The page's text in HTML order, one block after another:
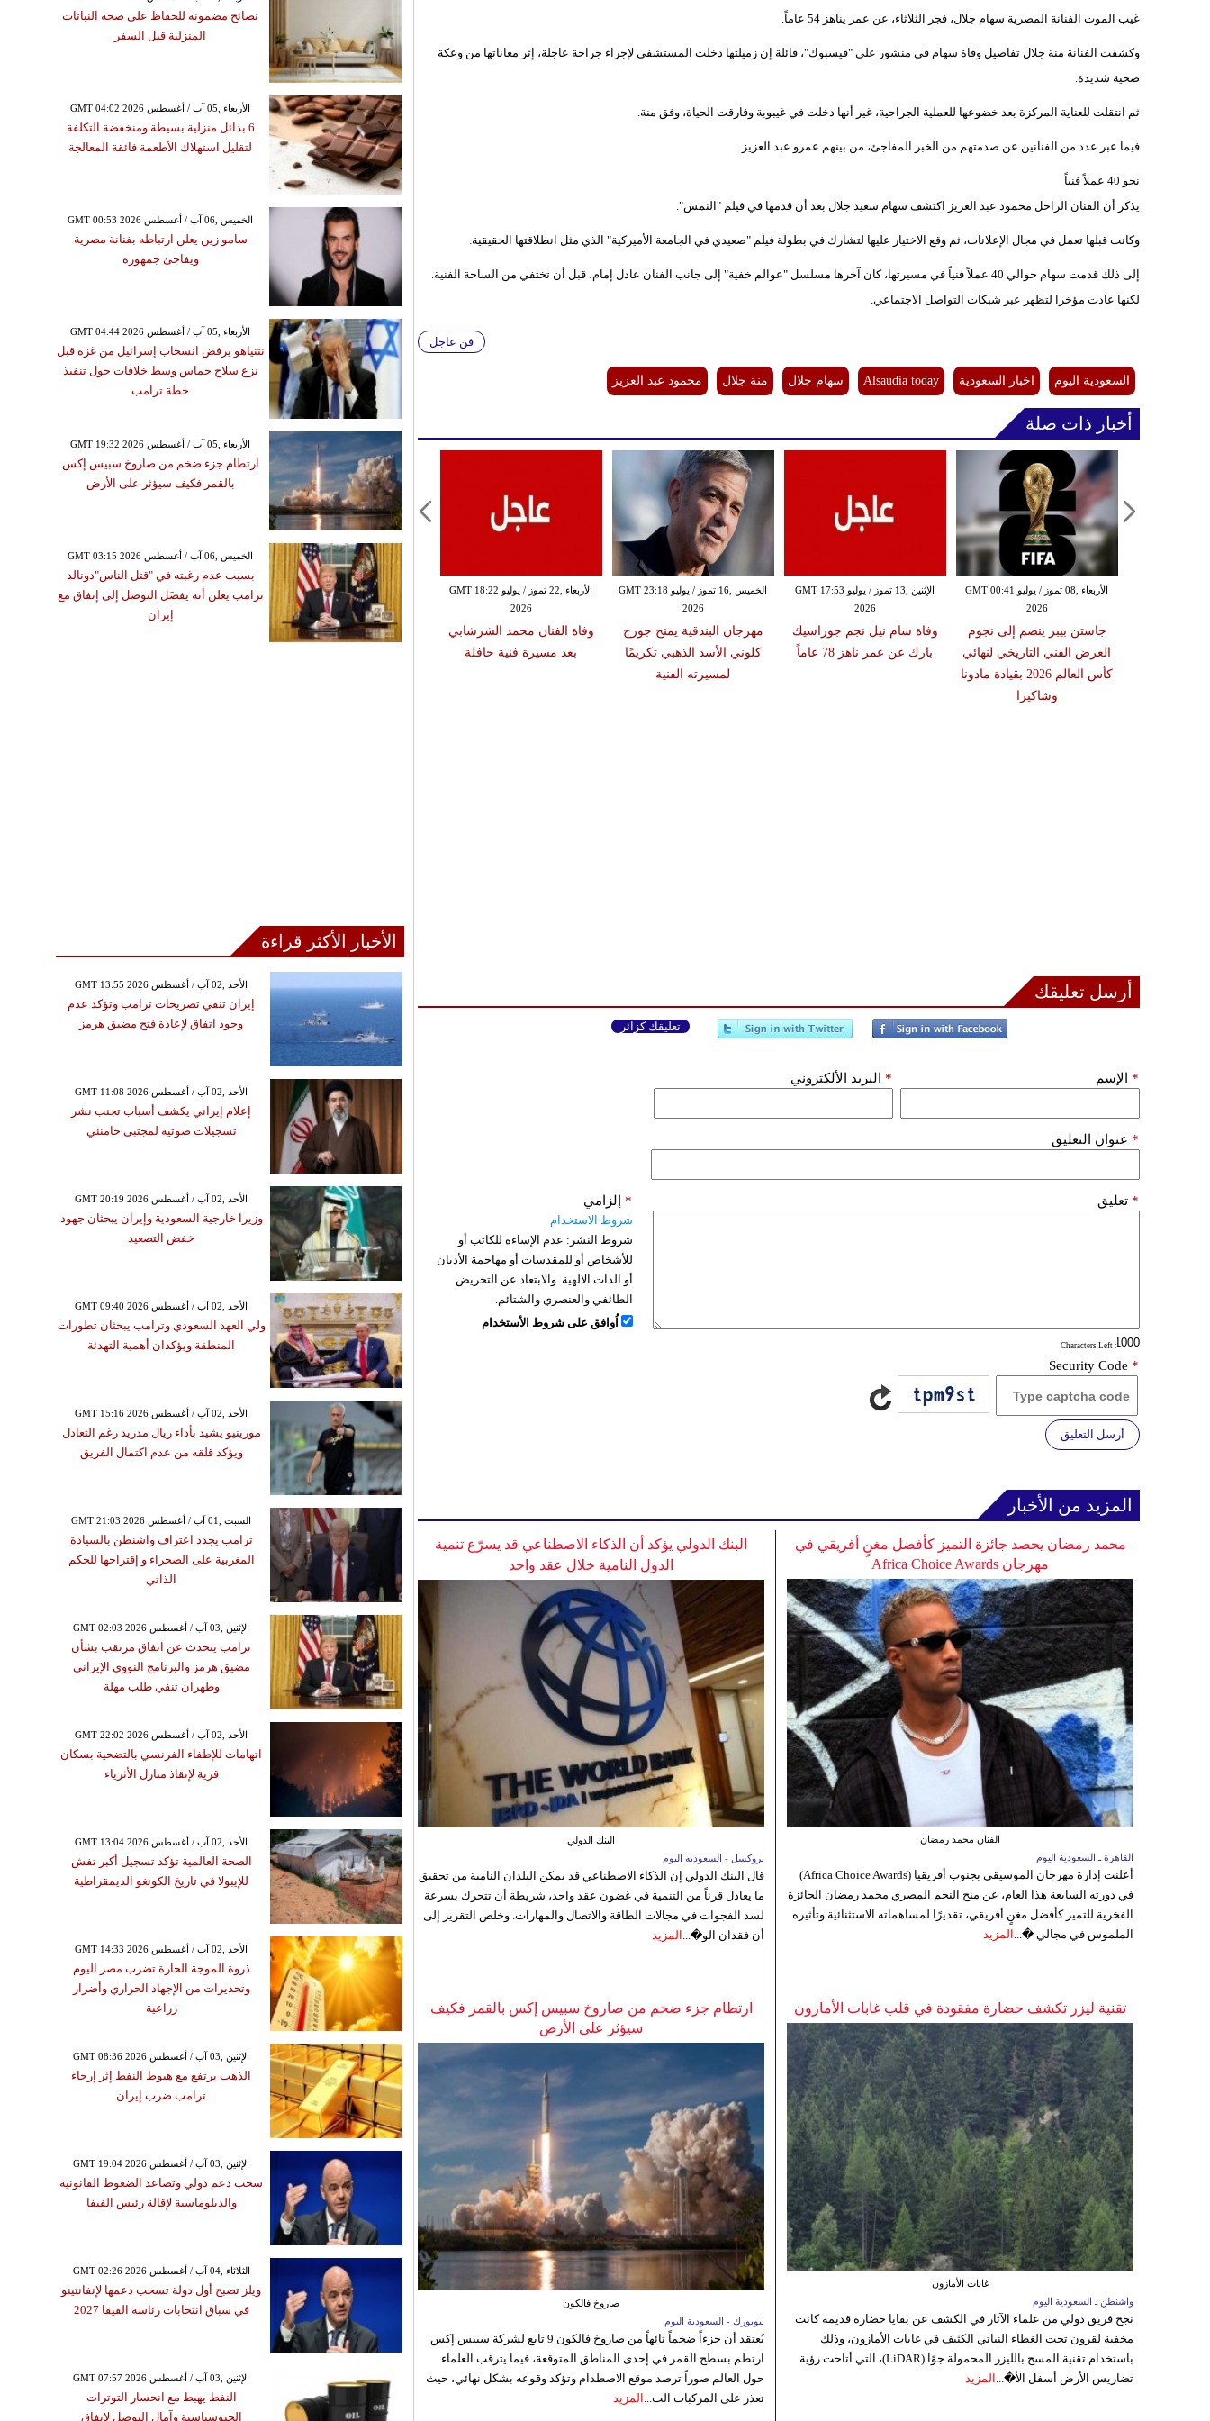
غيب الموت الفنانة المصرية سهام جلال، فجر الثلاثاء، عن عمر يناهز 54 عاماً.
وكشفت الفنانة منة جلال تفاصيل وفاة سهام في منشور على "فيسبوك"، قائلة إن زميلتها دخلت المستشفى لإجراء جراحة عاجلة، إثر معاناتها من وعكة
صحية شديدة.
ثم انتقلت للعناية المركزة بعد خضوعها للعملية الجراحية، غير أنها دخلت في غيبوبة وفارقت الحياة، وفق منة.
فيما عبر عدد من الفنانين عن صدمتهم من الخبر المفاجئ، من بينهم عمرو عبد العزيز.
نحو 40 عملاً فنياً
يذكر أن الفنان الراحل محمود عبد العزيز اكتشف سهام سعيد جلال بعد أن قدمها في فيلم "النمس".
وكانت قبلها تعمل في مجال الإعلانات، ثم وقع الاختيار عليها لتشارك في بطولة فيلم "صعيدي في الجامعة الأميركية" الذي مثل انطلاقتها الحقيقية.
إلى ذلك قدمت سهام حوالي 40 عملاً فنياً في مسيرتها، كان آخرها مسلسل "عوالم خفية" إلى جانب الفنان عادل إمام، قبل أن تختفي من الساحة الفنية.
لكنها عادت مؤخرا لتظهر عبر شبكات التواصل الاجتماعي.
فن عاجل
السعودية اليوم اخبار السعودية Alsaudia today سهام جلال منة جلال محمود عبد العزيز
أخبار ذات صلة
الأربعاء ,22 تموز / يوليو GMT 18:22
2026
وفاة الفنان محمد الشرشابي
بعد مسيرة فنية حافلة
الخميس ,16 تموز / يوليو GMT 23:18
2026
مهرجان البندقية يمنح جورج
كلوني الأسد الذهبي تكريمًا
لمسيرته الفنية
الإثنين ,13 تموز / يوليو GMT 17:53
2026
وفاة سام نيل نجم جوراسيك
بارك عن عمر ناهز 78 عاماً
الأربعاء ,08 تموز / يوليو GMT 00:41
2026
جاستن بيبر ينضم إلى نجوم
العرض الفني التاريخي لنهائي
كأس العالم 2026 بقيادة مادونا
وشاكيرا
أرسل تعليقك
تعليقك كزائر
الإسم * البريد الألكتروني *
عنوان التعليق *
تعليق *
: Characters Left
إلزامي *
شروط الاستخدام
شروط النشر: عدم الإساءة للكاتب أو
للأشخاص أو للمقدسات أو مهاجمة الأديان
أو الذات الالهية. والابتعاد عن التحريض
الطائفي والعنصري والشتائم.
اُوافق على شروط الأستخدام
Security Code *
أرسل التعليق
المزيد من الأخبار
البنك الدولي يؤكد أن الذكاء الاصطناعي قد يسرّع تنمية
الدول النامية خلال عقد واحد
البنك الدولي
بروكسل - السعوديه اليوم
قال البنك الدولي إن الذكاء الاصطناعي قد يمكن البلدان النامية من تحقيق
ما يعادل قرناً من التنمية في غضون عقد واحد، شريطة أن تتحرك بسرعة
لسد الفجوات في مجالات الطاقة والاتصال والمهارات. وخلص التقرير إلى
أن فقدان الو�... المزيد
محمد رمضان يحصد جائزة التميز كأفضل مغنٍ أفريقي في
مهرجان Africa Choice Awards
الفنان محمد رمضان
القاهرة ـ السعودية اليوم
أعلنت إدارة مهرجان الموسيقى بجنوب أفريقيا (Africa Choice Awards)
في دورته السابعة هذا العام، عن منح النجم المصري محمد رمضان الجائزة
الفخرية للتميز كأفضل مغنٍ أفريقي، تقديرًا لمساهماته الاستثنائية وتأثيره
الملموس في مجالي �... المزيد
ارتطام جزء ضخم من صاروخ سبيس إكس بالقمر فكيف
سيؤثر على الأرض
صاروخ فالكون
نيويورك - السعودية اليوم
يُعتقد أن جزءاً ضخماً تائهاً من صاروخ فالكون 9 تابع لشركة سبيس إكس
ارتطم بسطح القمر في إحدى المناطق المتوقعة، فيما يترقب العلماء
حول العالم صوراً ترصد موقع الاصطدام وتؤكد وقوعه بشكل نهائي، حيث
تعذر على المركبات الت... المزيد
تقنية ليزر تكشف حضارة مفقودة في قلب غابات الأمازون
غابات الأمازون
واشنطن ـ السعودية اليوم
نجح فريق دولي من علماء الآثار في الكشف عن بقايا حضارة قديمة كانت
مخفية لقرون تحت الغطاء النباتي الكثيف في غابات الأمازون، وذلك
باستخدام تقنية المسح بالليزر المحمولة جوًا (LiDAR)، التي أتاحت رؤية
تضاريس الأرض أسفل الأ�... المزيد
نصائح مضمونة للحفاظ على صحة النباتات
المنزلية قبل السفر
GMT 04:02 2026 الأربعاء ,05 آب / أغسطس
6 بدائل منزلية بسيطة ومنخفضة التكلفة
لتقليل استهلاك الأطعمة فائقة المعالجة
GMT 00:53 2026 الخميس ,06 آب / أغسطس
سامو زين يعلن ارتباطه بفنانة مصرية
ويفاجئ جمهوره
GMT 04:44 2026 الأربعاء ,05 آب / أغسطس
نتنياهو يرفض انسحاب إسرائيل من غزة قبل
نزع سلاح حماس وسط خلافات حول تنفيذ
خطة ترامب
GMT 19:32 2026 الأربعاء ,05 آب / أغسطس
ارتطام جزء ضخم من صاروخ سبيس إكس
بالقمر فكيف سيؤثر على الأرض
GMT 03:15 2026 الخميس ,06 آب / أغسطس
بسبب عدم رغبته في "قتل الناس"دونالد
ترامب يعلن أنه يفضَل التوصَل إلى إتفاق مع
إيران
الأخبار الأكثر قراءة
GMT 13:55 2026 الأحد ,02 آب / أغسطس
إيران تنفي تصريحات ترامب وتؤكد عدم
وجود اتفاق لإعادة فتح مضيق هرمز
GMT 11:08 2026 الأحد ,02 آب / أغسطس
إعلام إيراني يكشف أسباب تجنب نشر
تسجيلات صوتية لمجتبى خامنئي
GMT 20:19 2026 الأحد ,02 آب / أغسطس
وزيرا خارجية السعودية وإيران يبحثان جهود
خفض التصعيد
GMT 09:40 2026 الأحد ,02 آب / أغسطس
ولي العهد السعودي وترامب يبحثان تطورات
المنطقة ويؤكدان أهمية التهدئة
GMT 15:16 2026 الأحد ,02 آب / أغسطس
مورينيو يشيد بأداء ريال مدريد رغم التعادل
ويؤكد قلقه من عدم اكتمال الفريق
GMT 21:03 2026 السبت ,01 آب / أغسطس
ترامب يجدد اعتراف واشنطن بالسيادة
المغربية على الصحراء و إقتراحها للحكم
الذاتي
GMT 02:03 2026 الإثنين ,03 آب / أغسطس
ترامب يتحدث عن اتفاق مرتقب بشأن
مضيق هرمز والبرنامج النووي الإيراني
وطهران تنفي طلب مهلة
GMT 22:02 2026 الأحد ,02 آب / أغسطس
اتهامات للإطفاء الفرنسي بالتضحية بسكان
قرية لإنقاذ منازل الأثرياء
GMT 13:04 2026 الأحد ,02 آب / أغسطس
الصحة العالمية تؤكد تسجيل أكبر تفش
للإيبولا في تاريخ الكونغو الديمقراطية
GMT 14:33 2026 الأحد ,02 آب / أغسطس
ذروة الموجة الحارة تضرب مصر اليوم
وتحذيرات من الإجهاد الحراري وأضرار
زراعية
GMT 08:36 2026 الإثنين ,03 آب / أغسطس
الذهب يرتفع مع هبوط النفط إثر إرجاء
ترامب ضرب إيران
GMT 19:04 2026 الإثنين ,03 آب / أغسطس
سحب دعم دولي وتصاعد الضغوط القانونية
والدبلوماسية لإقالة رئيس الفيفا
GMT 02:26 2026 الثلاثاء ,04 آب / أغسطس
ويلز تصبح أول دولة تسحب دعمها لإنفانتينو
في سباق انتخابات رئاسة الفيفا 2027
GMT 07:57 2026 الإثنين ,03 آب / أغسطس
النفط يهبط مع انحسار التوترات
الجيوسياسية وآمال التوصل لاتفاق